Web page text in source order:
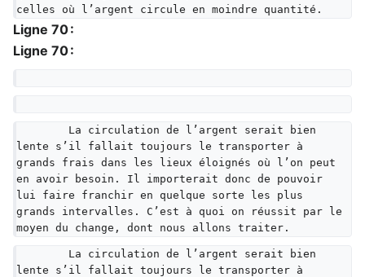
celles où l’argent circule en moindre quantité.
Ligne 70 :
Ligne 70 :
lente s’il fallait toujours le transporter à
grands frais dans les lieux éloignés où l’on peut
en avoir besoin. Il importerait donc de pouvoir
lui faire franchir en quelque sorte les plus
grands intervalles. C’est à quoi on réussit par le
moyen du change, dont nous allons traiter.
lente s’il fallait toujours le transporter à